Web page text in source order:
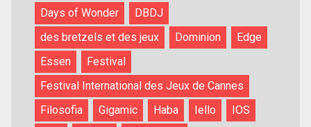
Days of Wonder
DBDJ
des bretzels et des jeux
Dominion
Edge
Essen
Festival
Festival International des Jeux de Cannes
Filosofia
Gigamic Haba Iello
IOS